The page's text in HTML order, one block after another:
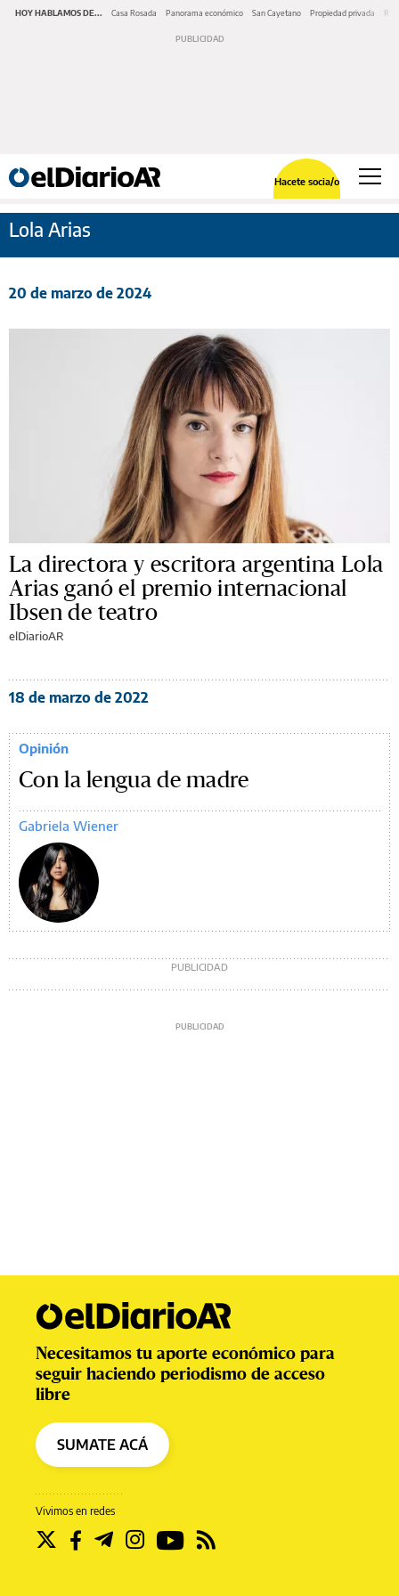
HOY HABLAMOS DE... Casa Rosada Panorama económico San Cayetano Propiedad privada
Hacete socia/o
Lola Arias
20 de marzo de 2024
La directora y escritora argentina Lola
Arias ganó el premio internacional
Ibsen de teatro
elDiarioAR
18 de marzo de 2022
Opinión
Con la lengua de madre
Gabriela Wiener
Vivimos en redes
Necesitamos tu aporte económico para
seguir haciendo periodismo de acceso
libre
SUMATE ACÁ